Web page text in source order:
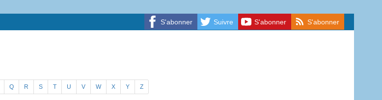
S'abonner Suivre S'abonner S'abonner
Q R S T U V W X Y Z